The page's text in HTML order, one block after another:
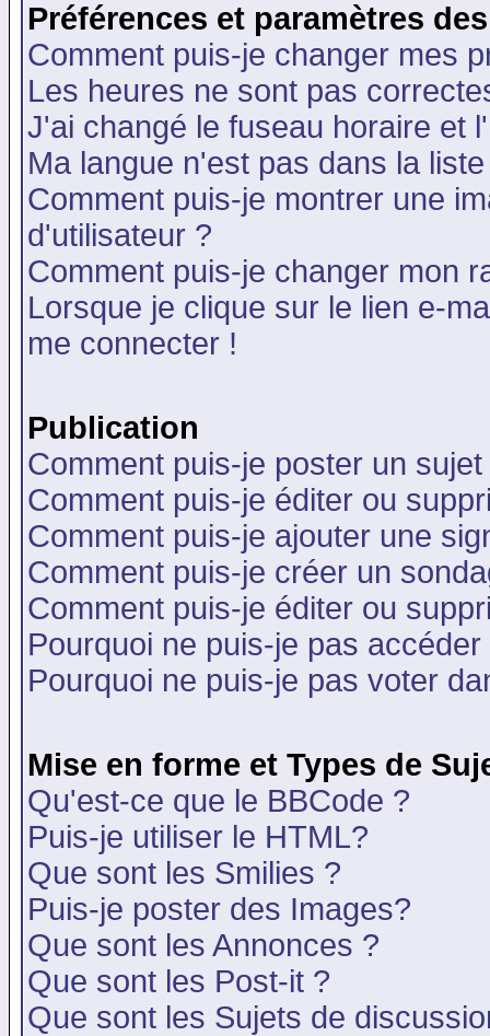
Préférences et paramètres
Comment puis-je changer mes
Les heures ne sont pas
J'ai changé le fuseau horaire et
Ma langue n'est pas dans la
Comment puis-je montrer une
d'utilisateur ?
Comment puis-je changer mon
Lorsque je clique sur le lien e-
me connecter !
Publication
Comment puis-je poster un
Comment puis-je éditer ou
Comment puis-je ajouter une
Comment puis-je créer un
Comment puis-je éditer ou
Pourquoi ne puis-je pas
Pourquoi ne puis-je pas voter
Mise en forme et Types de
Qu'est-ce que le BBCode ?
Puis-je utiliser le HTML?
Que sont les Smilies ?
Puis-je poster des Images?
Que sont les Annonces ?
Que sont les Post-it ?
Que sont les Sujets de